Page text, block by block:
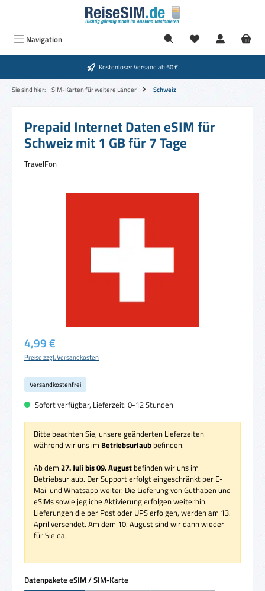
Zum Hauptinhalt springen
Navigation
Kostenloser Versand ab 50 €
Sie sind hier: SIM-Karten für weitere Länder Schweiz
Prepaid Internet Daten eSIM für
Schweiz mit 1 GB für 7 Tage
TravelFon
Regulärer Preis:
4,99 €
Preise zzgl. Versandkosten
Versandkostenfrei
Sofort verfügbar, Lieferzeit: 0-12 Stunden
Bitte beachten Sie, unsere geänderten Lieferzeiten
während wir uns im Betriebsurlaub befinden.
Ab dem 27. Juli bis 09. August befinden wir uns im
Betriebsurlaub. Der Support erfolgt eingeschränkt per E-
Mail und Whatsapp weiter. Die Lieferung von Guthaben und
eSIMs sowie jegliche Aktivierung erfolgen weiterhin.
Lieferungen die per Post oder UPS erfolgen, werden am 13.
April versendet. Am dem 10. August sind wir dann wieder
für Sie da.
Datenpakete eSIM / SIM-Karte